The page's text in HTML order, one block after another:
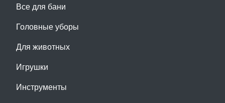
Все для бани
Головные уборы
Для животных
Игрушки
Инструменты